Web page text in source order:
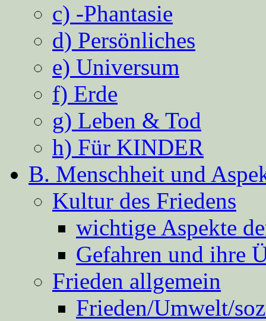
c) -Phantasie
d) Persönliches
e) Universum
f) Erde
g) Leben & Tod
h) Für KINDER
B. Menschheit und
Kultur des Friedens
wichtige Aspekte
Gefahren und ihre
Frieden allgemein
Frieden/Umwelt/